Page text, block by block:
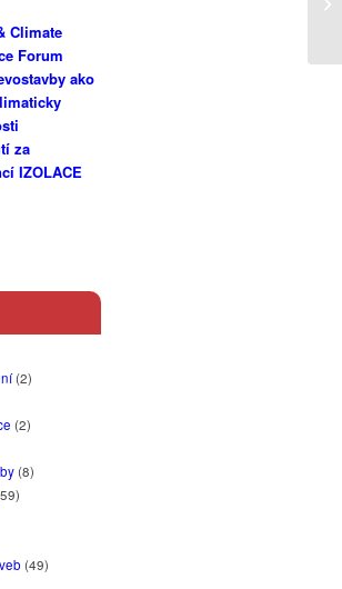
Climate
Forum
ako
za
IZOLACE
(2)
(2)
(8)
(49)